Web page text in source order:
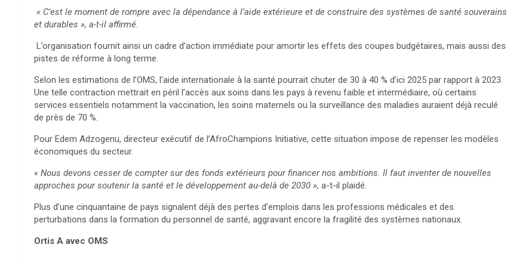
« C’est le moment de rompre avec la dépendance à l’aide extérieure et de construire des systèmes de santé souverains
et durables », a-t-il affirmé.
L’organisation fournit ainsi un cadre d’action immédiate pour amortir les effets des coupes budgétaires, mais aussi des
pistes de réforme à long terme.
Selon les estimations de l’OMS, l’aide internationale à la santé pourrait chuter de 30 à 40 % d’ici 2025 par rapport à 2023.
Une telle contraction mettrait en péril l’accès aux soins dans les pays à revenu faible et intermédiaire, où certains
services essentiels notamment la vaccination, les soins maternels ou la surveillance des maladies auraient déjà reculé
de près de 70 %.
Pour Edem Adzogenu, directeur exécutif de l’AfroChampions Initiative, cette situation impose de repenser les modèles
économiques du secteur.
« Nous devons cesser de compter sur des fonds extérieurs pour financer nos ambitions. Il faut inventer de nouvelles
approches pour soutenir la santé et le développement au-delà de 2030 », a-t-il plaidé.
Plus d’une cinquantaine de pays signalent déjà des pertes d’emplois dans les professions médicales et des
perturbations dans la formation du personnel de santé, aggravant encore la fragilité des systèmes nationaux.
Ortis A avec OMS